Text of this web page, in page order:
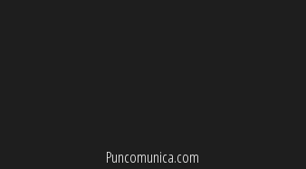
Puncomunica.com